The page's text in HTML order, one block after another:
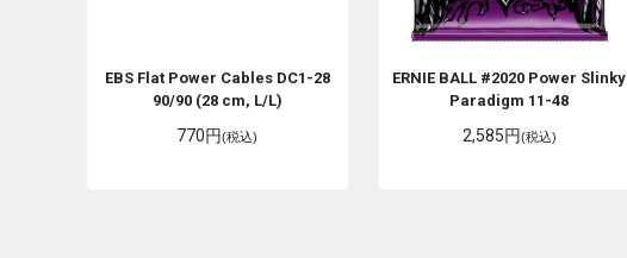
EBS Flat Power Cables DC1-28
90/90 (28 cm, L/L)
770円(税込)
ERNIE BALL #2020 Power Slinky
Paradigm 11-48
2,585円(税込)